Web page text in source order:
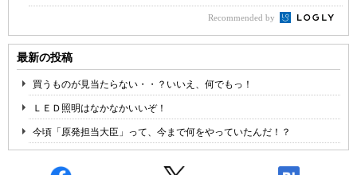
Recommended by
最新の投稿
買うものが見当たらない・・？いいえ、何でもっ！
ＬＥＤ照明はなかなかいいぞ！
今頃「原発担当大臣」って、今まで何をやっていたんだ！？